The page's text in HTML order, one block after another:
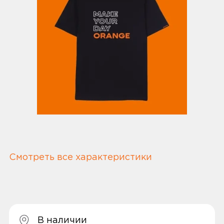
Смотреть все характеристики
В наличии